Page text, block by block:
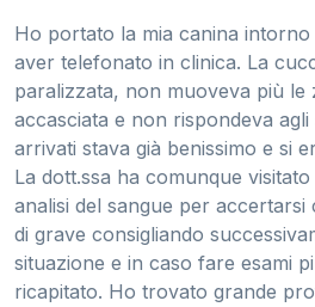
Ho portato la mia canina
aver telefonato in clinica. La
paralizzata, non muoveva più le
accasciata e non rispondeva
arrivati stava già benissimo e si
La dott.ssa ha comunque
analisi del sangue per accertarsi
di grave consigliando
situazione e in caso fare esami
ricapitato. Ho trovato grande